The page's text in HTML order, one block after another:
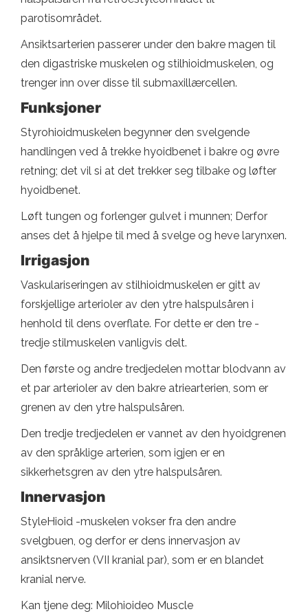
parotisområdet.
Ansiktsarterien passerer under den bakre magen til
den digastriske muskelen og stilhioidmuskelen, og
trenger inn over disse til submaxillærcellen.
Funksjoner
Styrohioidmuskelen begynner den svelgende
handlingen ved å trekke hyoidbenet i bakre og øvre
retning; det vil si at det trekker seg tilbake og løfter
hyoidbenet.
Løft tungen og forlenger gulvet i munnen; Derfor
anses det å hjelpe til med å svelge og heve larynxen.
Irrigasjon
Vaskulariseringen av stilhioidmuskelen er gitt av
forskjellige arterioler av den ytre halspulsåren i
henhold til dens overflate. For dette er den tre -
tredje stilmuskelen vanligvis delt.
Den første og andre tredjedelen mottar blodvann av
et par arterioler av den bakre atriearterien, som er
grenen av den ytre halspulsåren.
Den tredje tredjedelen er vannet av den hyoidgrenen
av den språklige arterien, som igjen er en
sikkerhetsgren av den ytre halspulsåren.
Innervasjon
StyleHioid -muskelen vokser fra den andre
svelgbuen, og derfor er dens innervasjon av
ansiktsnerven (VII kranial par), som er en blandet
kranial nerve.
Kan tjene deg: Milohioideo Muscle